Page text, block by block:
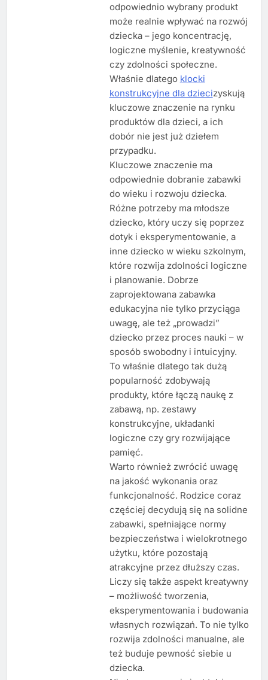
odpowiednio wybrany produkt
może realnie wpływać na rozwój
dziecka – jego koncentrację,
logiczne myślenie, kreatywność
czy zdolności społeczne.
Właśnie dlatego klocki
konstrukcyjne dla dziecizyskują
kluczowe znaczenie na rynku
produktów dla dzieci, a ich
dobór nie jest już dziełem
przypadku.
Kluczowe znaczenie ma
odpowiednie dobranie zabawki
do wieku i rozwoju dziecka.
Różne potrzeby ma młodsze
dziecko, który uczy się poprzez
dotyk i eksperymentowanie, a
inne dziecko w wieku szkolnym,
które rozwija zdolności logiczne
i planowanie. Dobrze
zaprojektowana zabawka
edukacyjna nie tylko przyciąga
uwagę, ale też „prowadzi”
dziecko przez proces nauki – w
sposób swobodny i intuicyjny.
To właśnie dlatego tak dużą
popularność zdobywają
produkty, które łączą naukę z
zabawą, np. zestawy
konstrukcyjne, układanki
logiczne czy gry rozwijające
pamięć.
Warto również zwrócić uwagę
na jakość wykonania oraz
funkcjonalność. Rodzice coraz
częściej decydują się na solidne
zabawki, spełniające normy
bezpieczeństwa i wielokrotnego
użytku, które pozostają
atrakcyjne przez dłuższy czas.
Liczy się także aspekt kreatywny
– możliwość tworzenia,
eksperymentowania i budowania
własnych rozwiązań. To nie tylko
rozwija zdolności manualne, ale
też buduje pewność siebie u
dziecka.